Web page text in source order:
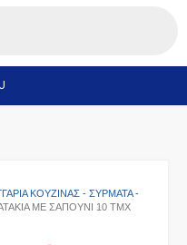
ΚΟΥΖΊΝΑΣ - ΣΎΡΜΑΤΑ -
ΜΕ ΣΑΠΟΎΝΙ 10 ΤΜΧ